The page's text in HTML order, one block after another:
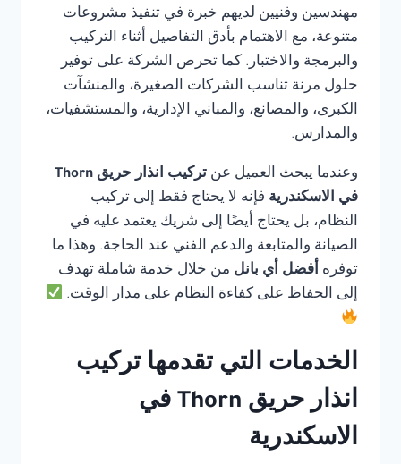
مهندسين وفنيين لديهم خبرة في تنفيذ مشروعات
متنوعة، مع الاهتمام بأدق التفاصيل أثناء التركيب
والبرمجة والاختبار. كما تحرص الشركة على توفير
حلول مرنة تناسب الشركات الصغيرة، والمنشآت
الكبرى، والمصانع، والمباني الإدارية، والمستشفيات،
والمدارس.
وعندما يبحث العميل عن
تركيب انذار حريق Thorn
في الاسكندرية فإنه لا يحتاج فقط إلى تركيب
النظام، بل يحتاج أيضًا إلى شريك يعتمد عليه في
الصيانة والمتابعة والدعم الفني عند الحاجة. وهذا ما
توفره أفضل أي بانل من خلال خدمة شاملة تهدف
إلى الحفاظ على كفاءة النظام على مدار الوقت.
الخدمات التي تقدمها تركيب
انذار حريق Thorn في
الاسكندرية